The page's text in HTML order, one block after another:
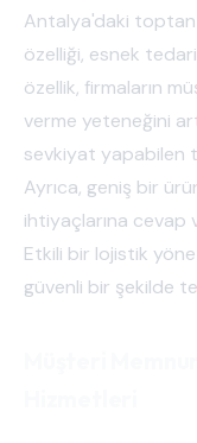
Antalya'daki toptan
özelliği, esnek
özellik, firmaların
verme yeteneğini
sevkiyat yapabilen
Ayrıca, geniş bir
ihtiyaçlarına cevap
Etkili bir lojistik
güvenli bir şekilde